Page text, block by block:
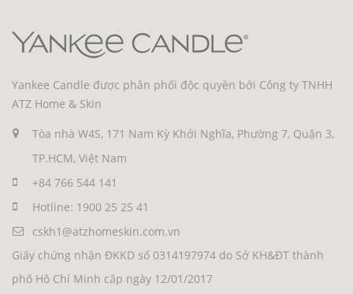
Yankee Candle được phân phối độc quyền bởi Công ty TNHH
ATZ Home & Skin
Tòa nhà W4S, 171 Nam Kỳ Khởi Nghĩa, Phường 7, Quận 3,
TP.HCM, Việt Nam
+84 766 544 141
Hotline: 1900 25 25 41
cskh1@atzhomeskin.com.vn
Giấy chứng nhận ĐKKD số 0314197974 do Sở KH&ĐT thành
phố Hồ Chí Minh cấp ngày 12/01/2017